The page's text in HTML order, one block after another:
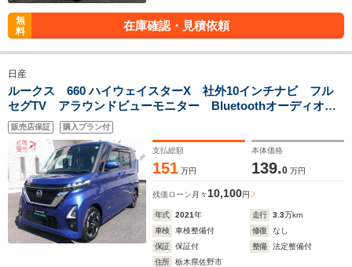
無
料
在庫確認・見積依頼
日産
ルークス 660 ハイウェイスターX 社外10インチナビ フル
セグTV アラウンドビューモニター Bluetoothオーディオ
CD DVD ブルーレイ再生機能付 両側パワースライドドア フ
ロントドライブレコーダー ETC ブレーキサポート
販売店保証 購入プラン付
支払総額
151 万円
本体価格
139.0 万円
残価ローン 月々 10,100円
年式 2021年 走行 3.3万km
車検
車検整備付 修復
なし
保証
保証付 整備
法定整備付
住所
栃木県佐野市